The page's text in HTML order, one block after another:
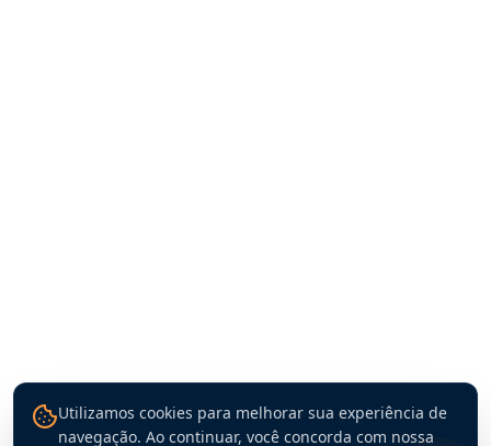
Utilizamos cookies para melhorar sua experiência de
navegação. Ao continuar, você concorda com nossa